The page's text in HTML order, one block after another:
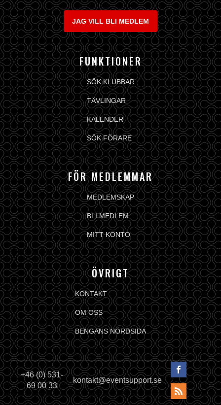
JAG VILL BLI MEDLEM
FUNKTIONER
SÖK KLUBBAR
TÄVLINGAR
KALENDER
SÖK FÖRARE
FÖR MEDLEMMAR
MEDLEMSKAP
BLI MEDLEM
MITT KONTO
ÖVRIGT
KONTAKT
OM OSS
BENGANS NÖRDSIDA
+46 (0) 531-
69 00 33
kontakt@eventsupport.se